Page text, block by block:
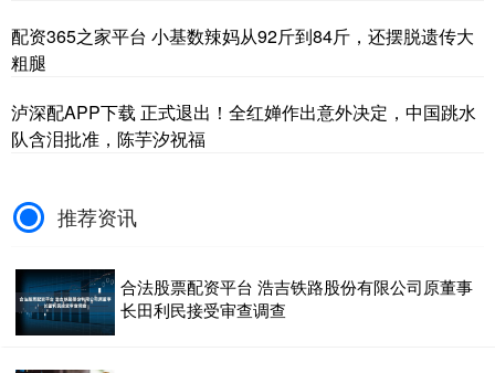
配资365之家平台 小基数辣妈从92斤到84斤，还摆脱遗传大
粗腿
泸深配APP下载 正式退出！全红婵作出意外决定，中国跳水
队含泪批准，陈芋汐祝福
推荐资讯
合法股票配资平台 浩吉铁路股份有限公司原董事
长田利民接受审查调查